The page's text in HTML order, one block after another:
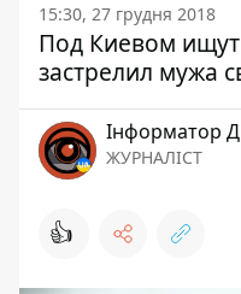
15:30, 27 грудня 2018
Под Киевом
застрелил мужа
Інформатор
ЖУРНАЛІСТ
👍